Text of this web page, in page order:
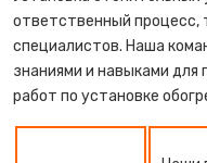
ответственный
специалистов. Наша
знаниями и навыками для
работ по установке